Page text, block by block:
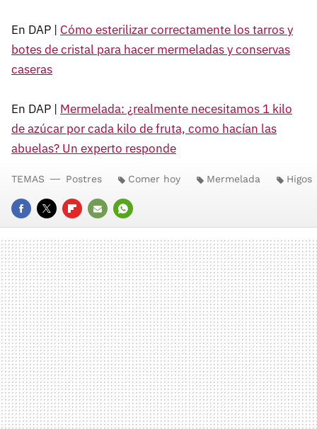
En DAP | Cómo esterilizar correctamente los tarros y
botes de cristal para hacer mermeladas y conservas
caseras
En DAP | Mermelada: ¿realmente necesitamos 1 kilo
de azúcar por cada kilo de fruta, como hacían las
abuelas? Un experto responde
FACEBOOK
TWITTERFLIPBOARD
E-
MAIL
WHATSAPP
TEMAS Postres Comer hoy Mermelada Higos